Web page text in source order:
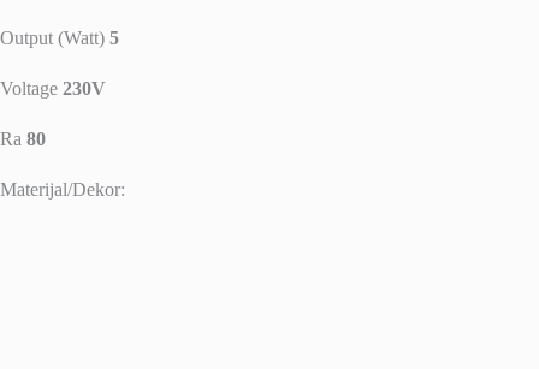
Output (Watt) 5
Voltage 230V
Ra 80
Materijal/Dekor: